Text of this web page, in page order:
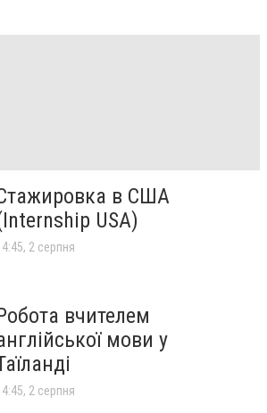
в США
USA)
2 серпня
вчителем
мови у
2 серпня